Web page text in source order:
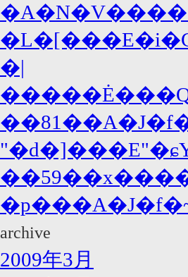
�|
archive
2009年3月